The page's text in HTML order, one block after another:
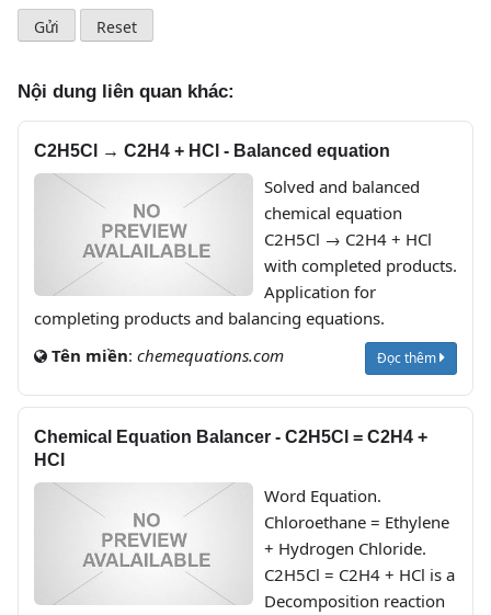
Nội dung liên quan khác:
C2H5Cl → C2H4 + HCl - Balanced equation
Solved and balanced
chemical equation
C2H5Cl → C2H4 + HCl
with completed products.
Application for
completing products and balancing equations.
Tên miền: chemequations.com Đọc thêm
Chemical Equation Balancer - C2H5Cl = C2H4 +
HCl
Word Equation.
Chloroethane = Ethylene
+ Hydrogen Chloride.
C2H5Cl = C2H4 + HCl is a
Decomposition reaction